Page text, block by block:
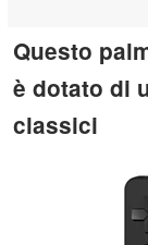
Questo
è dotato di
classici